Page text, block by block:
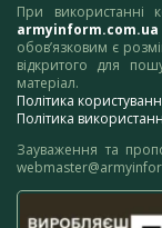
При використанні
armyinform.com.ua
обов’язковим є
відкритого для
матеріал.
Політика
Політика
Зауваження та